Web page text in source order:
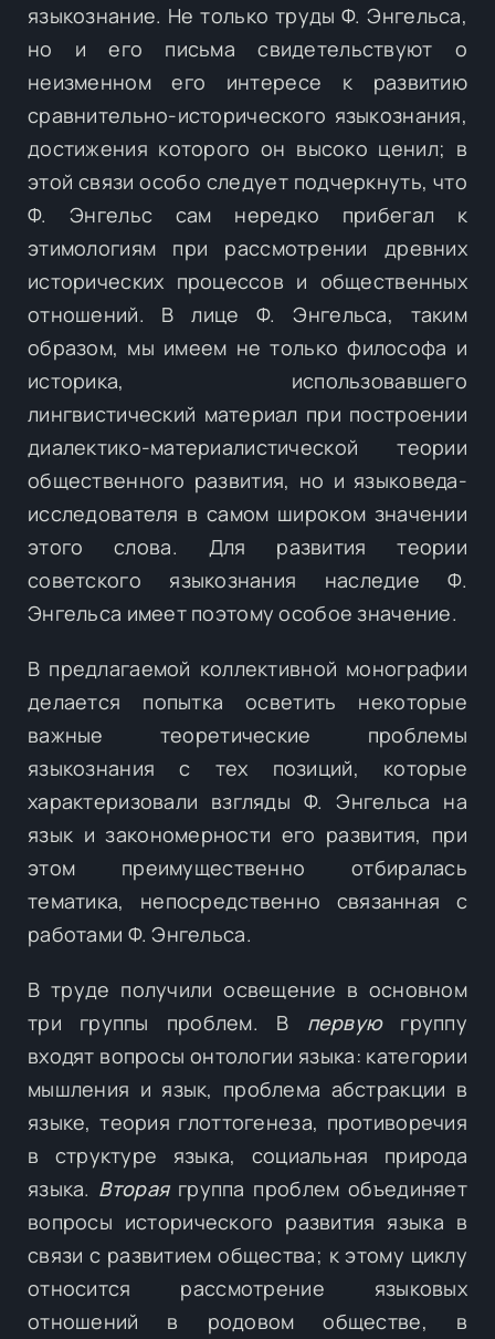
языкознание. Не только труды Ф. Энгельса,
но и его письма свидетельствуют о
неизменном его интересе к развитию
сравнительно-исторического языкознания,
достижения которого он высоко ценил; в
этой связи особо следует подчеркнуть, что
Ф. Энгельс сам нередко прибегал к
этимологиям при рассмотрении древних
исторических процессов и общественных
отношений. В лице Ф. Энгельса, таким
образом, мы имеем не только философа и
историка, использовавшего
лингвистический материал при построении
диалектико-материалистической теории
общественного развития, но и языковеда-
исследователя в самом широком значении
этого слова. Для развития теории
советского языкознания наследие Ф.
Энгельса имеет поэтому особое значение.
В предлагаемой коллективной монографии
делается попытка осветить некоторые
важные теоретические проблемы
языкознания с тех позиций, которые
характеризовали взгляды Ф. Энгельса на
язык и закономерности его развития, при
этом преимущественно отбиралась
тематика, непосредственно связанная с
работами Ф. Энгельса.
В труде получили освещение в основном
три группы проблем. В первуюгруппу
входят вопросы онтологии языка: категории
мышления и язык, проблема абстракции в
языке, теория глоттогенеза, противоречия
в структуре языка, социальная природа
языка. Втораягруппа проблем объединяет
вопросы исторического развития языка в
связи с развитием общества; к этому циклу
относится рассмотрение языковых
отношений в родовом обществе, в